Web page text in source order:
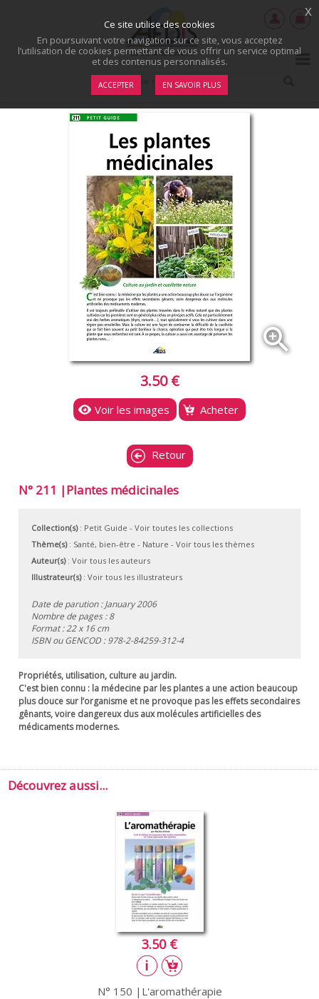
zoom_in
3.50 €
Voir les images Acheter
Retour
N° 211 |Plantes médicinales
Collection(s): Petit Guide - Voir toutes les collections
Thème(s): Santé, bien-être - Nature - Voir tous les thèmes
Auteur(s): Voir tous les auteurs
Illustrateur(s): Voir tous les illustrateurs
Date de parution : January 2006
Nombre de pages : 8
Format : 22 x 16 cm
ISBN ou GENCOD :978-2-84259-312-4
Propriétés, utilisation, culture au jardin.
C'est bien connu : la médecine par les plantes a une action beaucoup
plus douce sur l’organisme et ne provoque pas les effets secondaires
gênants, voire dangereux dus aux molécules artificielles des
médicaments modernes.
Découvrez aussi...
3.50 €
N° 150 |L'aromathérapie
Ce site utilise des cookies
En poursuivant votre navigation sur ce site, vous acceptez
l’utilisation de cookies permettant de vous offrir un service optimal
et des contenus personnalisés.
ACCEPTER EN SAVOIR PLUS
x